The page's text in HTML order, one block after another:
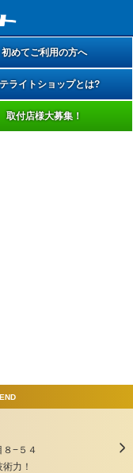
初めてご利用の方へ
ライトショップとは?
取付店様大募集！
８−５４
力！